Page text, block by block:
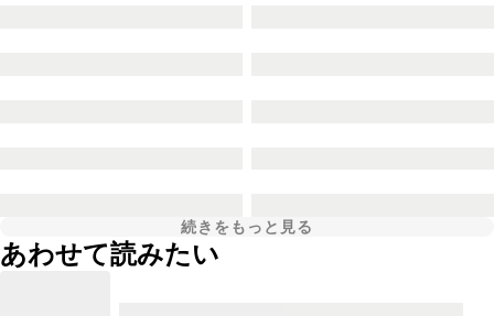
続きをもっと見る
あわせて読みたい